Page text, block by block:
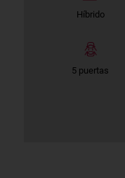
Híbrido
5 puertas